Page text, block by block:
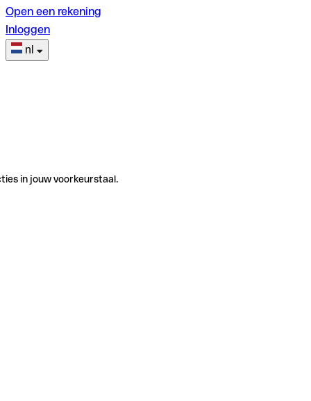
Open een rekening
Inloggen
nl
in jouw voorkeurstaal.